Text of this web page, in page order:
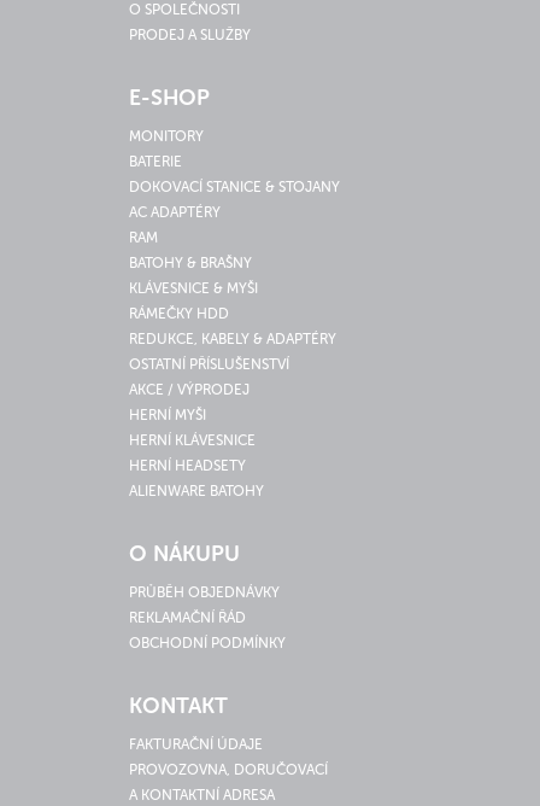
O SPOLEČNOSTI
PRODEJ A SLUŽBY
E-SHOP
MONITORY
BATERIE
DOKOVACÍ STANICE & STOJANY
AC ADAPTÉRY
RAM
BATOHY & BRAŠNY
KLÁVESNICE & MYŠI
RÁMEČKY HDD
REDUKCE, KABELY & ADAPTÉRY
OSTATNÍ PŘÍSLUŠENSTVÍ
AKCE / VÝPRODEJ
HERNÍ MYŠI
HERNÍ KLÁVESNICE
HERNÍ HEADSETY
ALIENWARE BATOHY
O NÁKUPU
PRŮBĚH OBJEDNÁVKY
REKLAMAČNÍ ŘÁD
OBCHODNÍ PODMÍNKY
KONTAKT
FAKTURAČNÍ ÚDAJE
PROVOZOVNA, DORUČOVACÍ
A KONTAKTNÍ ADRESA